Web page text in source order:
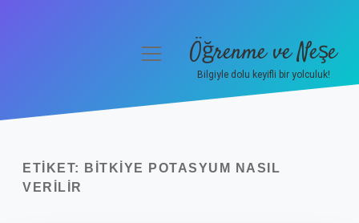
Yasal Uyarı
menüyüÖğrenme ve Neşe
Bilgiyle dolu keyifli bir yolculuk!
ETIKET:
BITKIYE POTASYUM NASIL
VERILIR